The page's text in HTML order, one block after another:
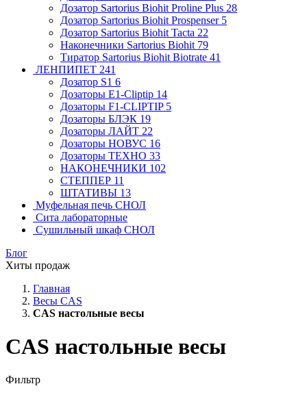
Дозатор Sartorius Biohit Proline Plus 28
Дозатор Sartorius Biohit Prospenser 5
Дозатор Sartorius Biohit Tacta 22
Наконечники Sartorius Biohit 79
Тиратор Sartorius Biohit Biotrate 41
ЛЕНПИПЕТ 241
Дозатор S1 6
Дозаторы E1-Cliptip 14
Дозаторы F1-CLIPTIP 5
Дозаторы БЛЭК 19
Дозаторы ЛАЙТ 22
Дозаторы НОВУС 16
Дозаторы ТЕХНО 33
НАКОНЕЧНИКИ 102
СТЕППЕР 11
ШТАТИВЫ 13
Муфельная печь СНОЛ
Сита лабораторные
Сушильный шкаф СНОЛ
Блог
Хиты продаж
Главная
Весы CAS
CAS настольные весы
CAS настольные весы
Фильтр